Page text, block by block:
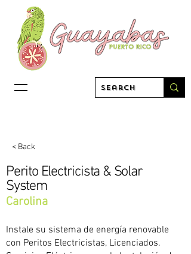
< Back
Perito Electricista & Solar
System
Carolina
Instale su sistema de energía renovable
con Peritos Electricistas, Licenciados.